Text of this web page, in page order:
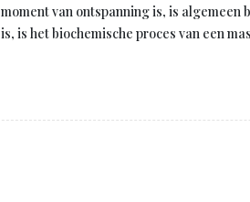
moment van ontspanning is, is algemeen
is, is het biochemische proces van een